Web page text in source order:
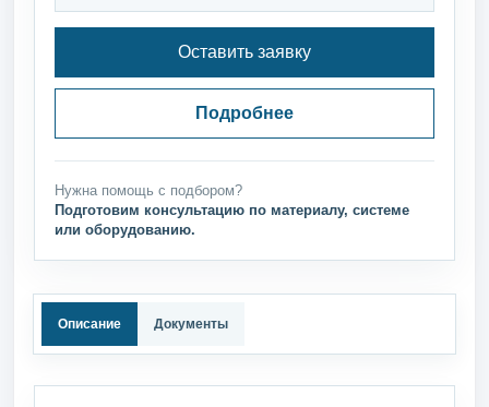
Оставить заявку
Подробнее
Нужна помощь с подбором?
Подготовим консультацию по материалу, системе
или оборудованию.
Описание Документы